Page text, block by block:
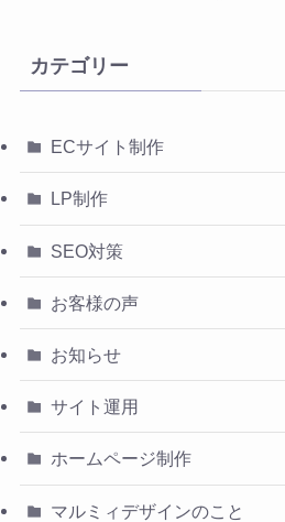
カテゴリー
ECサイト制作
LP制作
SEO対策
お客様の声
お知らせ
サイト運用
ホームページ制作
マルミィデザインのこと